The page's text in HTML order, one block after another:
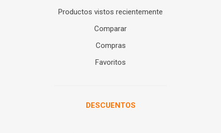
Productos vistos recientemente
Comparar
Compras
Favoritos
DESCUENTOS